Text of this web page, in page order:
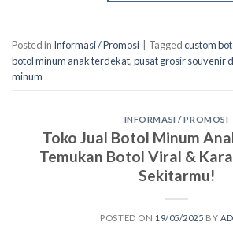
Posted in Informasi / Promosi Taggedcustom
botol minum anak terdekat,pusat grosir souvenir
minum
INFORMASI / PROMOSI
Toko Jual Botol Minum
Temukan Botol Viral &
Sekitarmu!
POSTED ON 19/05/2025 BY